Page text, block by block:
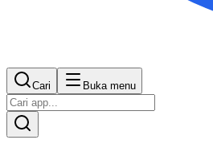
Cari Buka menu